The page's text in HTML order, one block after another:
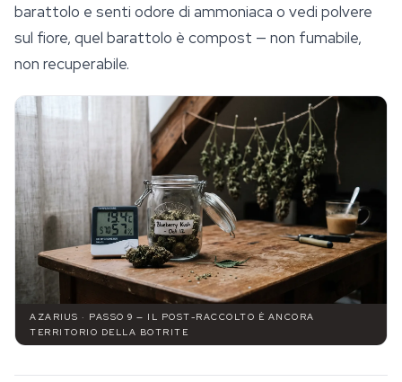
barattolo e senti odore di ammoniaca o vedi polvere
sul fiore, quel barattolo è compost — non fumabile,
non recuperabile.
AZARIUS · PASSO 9 — IL POST-RACCOLTO È ANCORA
TERRITORIO DELLA BOTRITE